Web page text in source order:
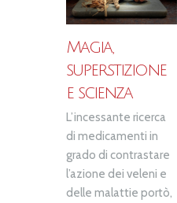
Magia,
superstizione
e scienza
L’incessante ricerca
di medicamenti in
grado di contrastare
l’azione dei veleni e
delle malattie portò,